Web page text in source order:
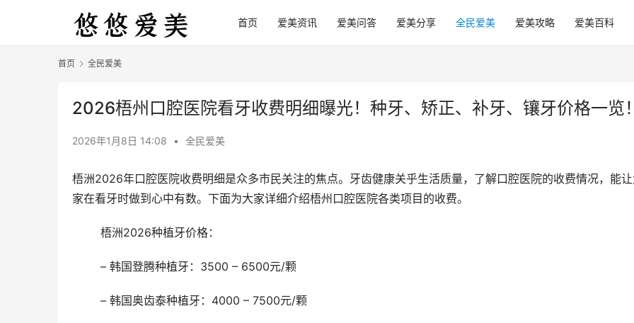
首页 爱美资讯 爱美问答 爱美分享 全民爱美 爱美攻略 爱美百科
首页 全民爱美
2026梧州口腔医院看牙收费明细曝光！种牙、矫正、补牙、镶牙价格一览
2026年1月8日 14:08 • 全民爱美
梧洲2026年口腔医院收费明细是众多市民关注的焦点。牙齿健康关乎生活质量，了解口腔医院的收费情况，能
家在看牙时做到心中有数。下面为大家详细介绍梧州口腔医院各类项目的收费。
	梧洲2026种植牙价格：
	– 韩国登腾种植牙：3500 – 6500元/颗
	– 韩国奥齿泰种植牙：4000 – 7500元/颗